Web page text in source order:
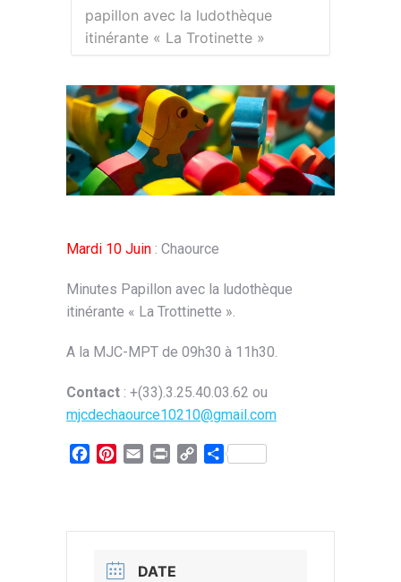
papillon avec la ludothèque
itinérante « La Trotinette »
Mardi 10 Juin : Chaource
Minutes Papillon avec la ludothèque
itinérante « La Trottinette ».
A la MJC-MPT de 09h30 à 11h30.
Contact : +(33).3.25.40.03.62 ou
mjcdechaource10210@gmail.com
Facebook
Pinterest
Email Print
CopyPartager
DATE